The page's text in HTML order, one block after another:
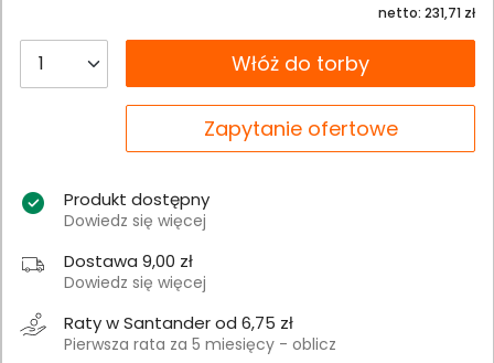
netto: 231,71 zł
__B2C.PRODUCT.QUANTITYWłóż do torby
Zapytanie ofertowe
Produkt dostępny
Dowiedz się więcej
Dostawa 9,00 zł
Dowiedz się więcej
Raty w Santander od 6,75 zł
Pierwsza rata za 5 miesięcy - oblicz